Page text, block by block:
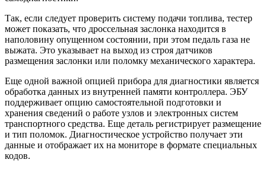
Так, если следует проверить систему подачи топлива, тестер
может показать, что дроссельная заслонка находится в
наполовину опущенном состоянии, при этом педаль газа не
выжата. Это указывает на выход из строя датчиков
размещения заслонки или поломку механического характера.
Еще одной важной опцией прибора для диагностики является
обработка данных из внутренней памяти контроллера. ЭБУ
поддерживает опцию самостоятельной подготовки и
хранения сведений о работе узлов и электронных систем
транспортного средства. Еще деталь регистрирует размещение
и тип поломок. Диагностическое устройство получает эти
данные и отображает их на мониторе в формате специальных
кодов.